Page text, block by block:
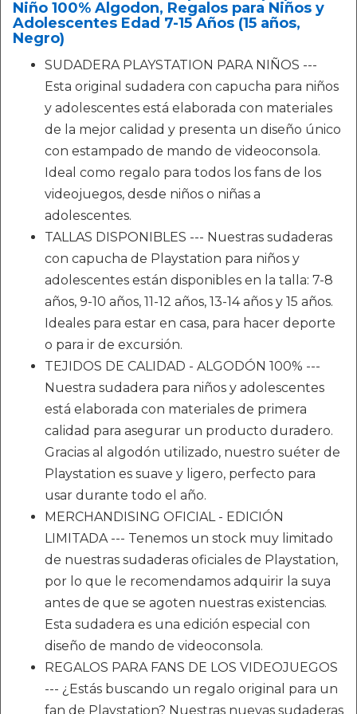
Niño 100% Algodon, Regalos para Niños y
Adolescentes Edad 7-15 Años (15 años,
Negro)
SUDADERA PLAYSTATION PARA NIÑOS ---
Esta original sudadera con capucha para niños
y adolescentes está elaborada con materiales
de la mejor calidad y presenta un diseño único
con estampado de mando de videoconsola.
Ideal como regalo para todos los fans de los
videojuegos, desde niños o niñas a
adolescentes.
TALLAS DISPONIBLES --- Nuestras sudaderas
con capucha de Playstation para niños y
adolescentes están disponibles en la talla: 7-8
años, 9-10 años, 11-12 años, 13-14 años y 15 años.
Ideales para estar en casa, para hacer deporte
o para ir de excursión.
TEJIDOS DE CALIDAD - ALGODÓN 100% ---
Nuestra sudadera para niños y adolescentes
está elaborada con materiales de primera
calidad para asegurar un producto duradero.
Gracias al algodón utilizado, nuestro suéter de
Playstation es suave y ligero, perfecto para
usar durante todo el año.
MERCHANDISING OFICIAL - EDICIÓN
LIMITADA --- Tenemos un stock muy limitado
de nuestras sudaderas oficiales de Playstation,
por lo que le recomendamos adquirir la suya
antes de que se agoten nuestras existencias.
Esta sudadera es una edición especial con
diseño de mando de videoconsola.
REGALOS PARA FANS DE LOS VIDEOJUEGOS
--- ¿Estás buscando un regalo original para un
fan de Playstation? Nuestras nuevas sudaderas